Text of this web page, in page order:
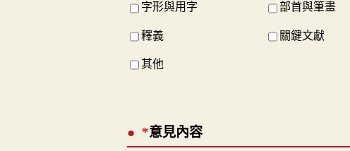
字形與用字 部首與筆畫
釋義 關鍵文獻
其他
*意見內容